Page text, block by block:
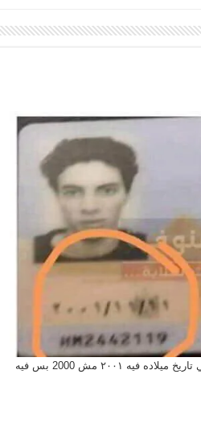
فوتوشوب .. صورة البطاقة الأصلية التاريخ فيها ٢٠٠١ و فيه كارنيه تاني تاريخ ميلاده فيه ٢٠٠١ مش 2000 بس فيه